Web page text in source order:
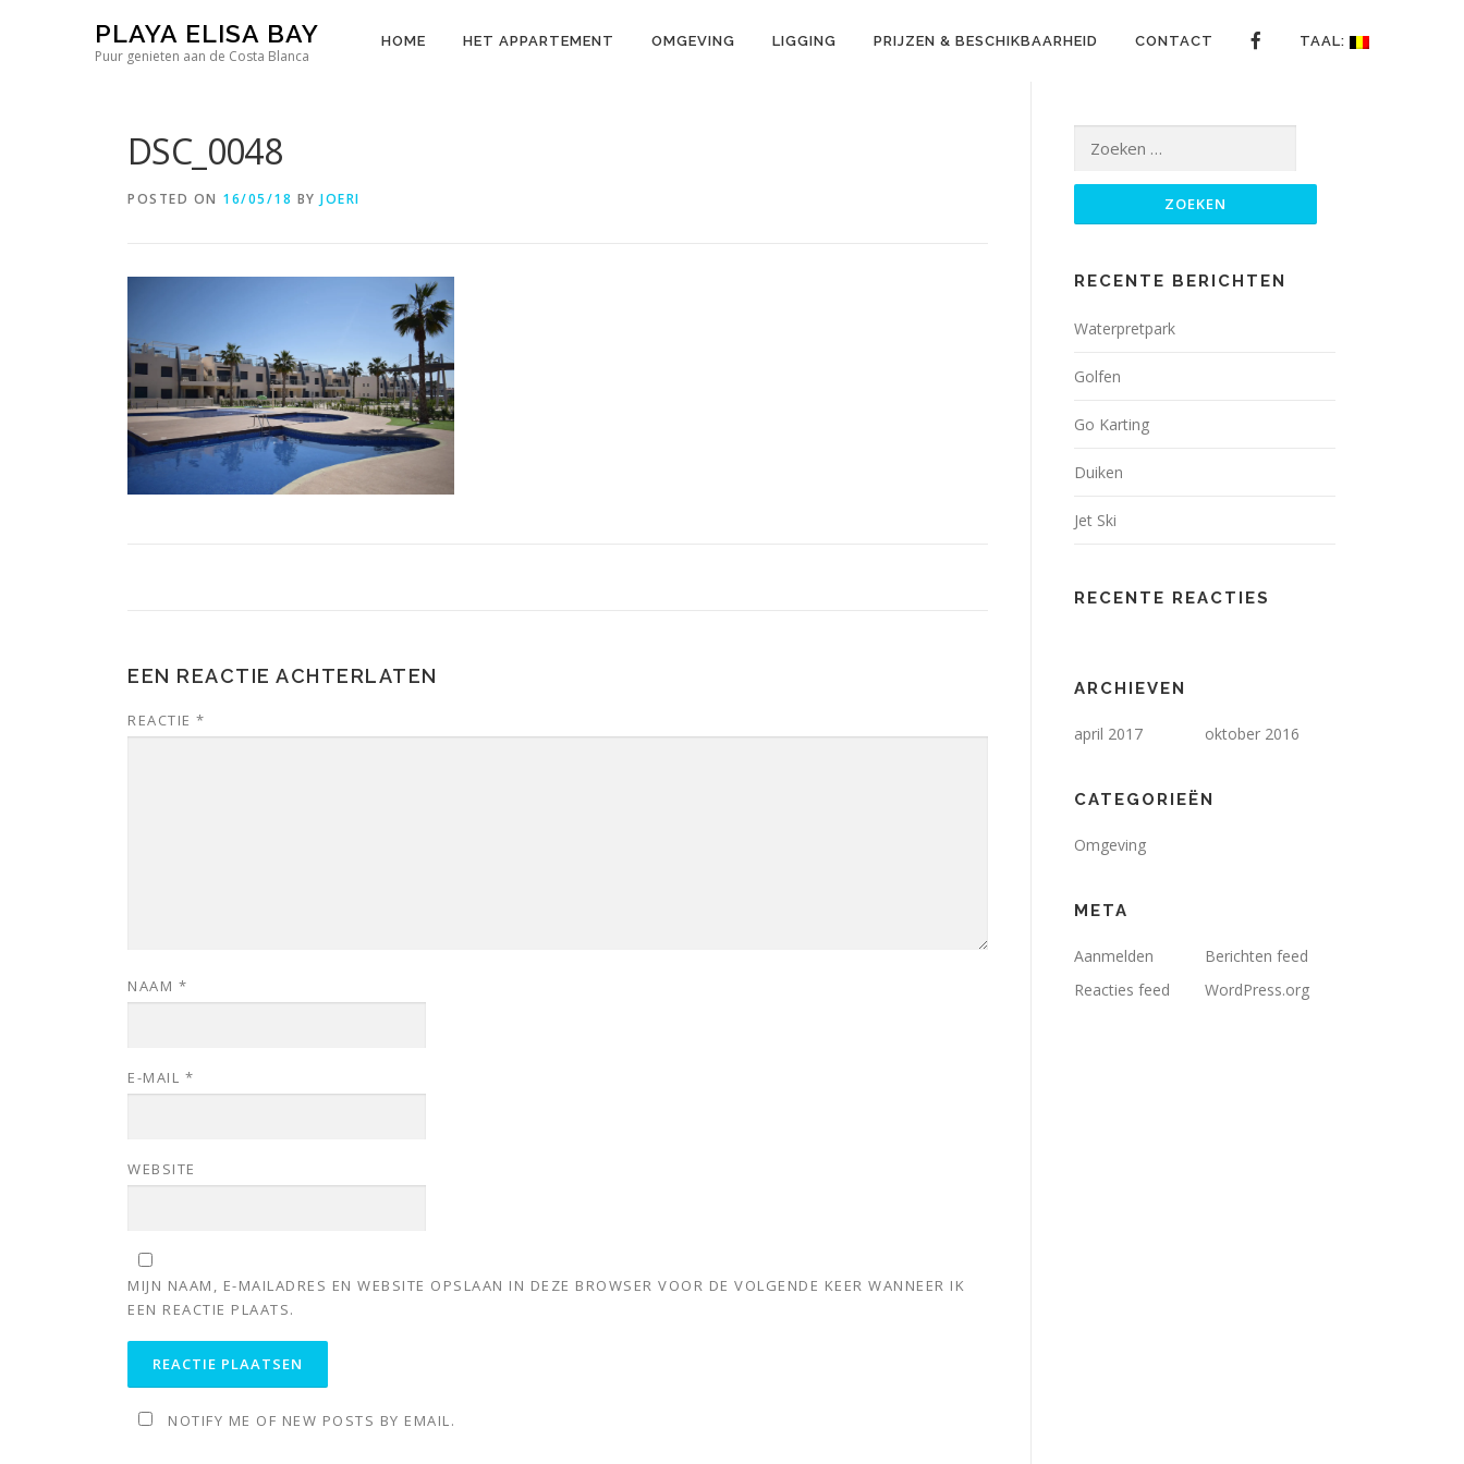
PLAYA ELISA BAY
Puur genieten aan de Costa Blanca
HOME HET APPARTEMENT OMGEVING LIGGING PRIJZEN & BESCHIKBAARHEID CONTACT TAAL:
DSC_0048
POSTED ON 16/05/18 BY JOERI
EEN REACTIE ACHTERLATEN
REACTIE *
NAAM *
E-MAIL *
WEBSITE
MIJN NAAM, E-MAILADRES EN WEBSITE OPSLAAN IN DEZE BROWSER VOOR DE VOLGENDE KEER WANNEER IK
EEN REACTIE PLAATS.
NOTIFY ME OF NEW POSTS BY EMAIL.
naar:
RECENTE BERICHTEN
Waterpretpark
Golfen
Go Karting
Duiken
Jet Ski
RECENTE REACTIES
ARCHIEVEN
april 2017 oktober 2016
CATEGORIEËN
Omgeving
META
Aanmelden
Berichten feed
Reacties feed
WordPress.org